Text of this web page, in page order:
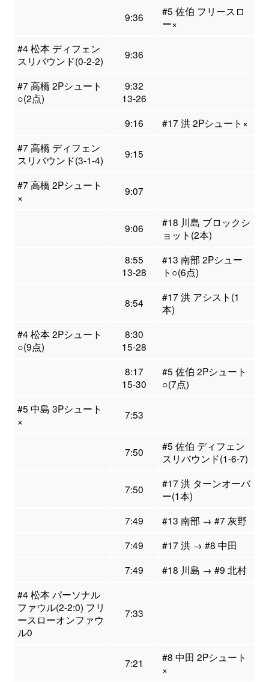
9:36
#5 佐伯 フリースロ
ー×
#4 松本 ディフェン
スリバウンド(0-2-2)
9:36
#7 高橋 2Pシュート
○(2点)
9:32
13-26
9:16
#17 洪 2Pシュート×
#7 高橋 ディフェン
スリバウンド(3-1-4)
9:15
#7 高橋 2Pシュート
×
9:07
9:06
#18 川島 ブロックシ
ョット(2本)
8:55
13-28
#13 南部 2Pシュー
ト○(6点)
8:54
#17 洪 アシスト(1
本)
#4 松本 2Pシュート
○(9点)
8:30
15-28
8:17
15-30
#5 佐伯 2Pシュート
○(7点)
#5 中島 3Pシュート
×
7:53
7:50
#5 佐伯 ディフェン
スリバウンド(1-6-7)
7:50
#17 洪 ターンオーバ
ー(1本)
7:49
#13 南部 → #7 灰野
7:49
#17 洪 → #8 中田
7:49
#18 川島 → #9 北村
#4 松本 パーソナル
ファウル(2-2:0) フリ
ースローオンファウ
ル0
7:33
7:21
#8 中田 2Pシュート
×